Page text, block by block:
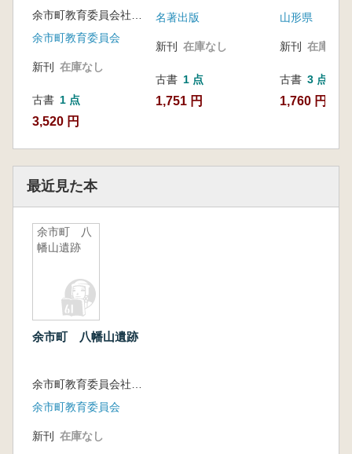
余市町教育委員会
新刊 在庫なし
古書 1 点
3,520 円
名著出版
新刊 在庫なし
古書 1 点
1,751 円
山形県
新刊 在庫なし
古書 3 点
1,760 円~
最近見た本
余市町 八
幡山遺跡
余市町 八幡山遺跡
余市町教育委員会
新刊 在庫なし